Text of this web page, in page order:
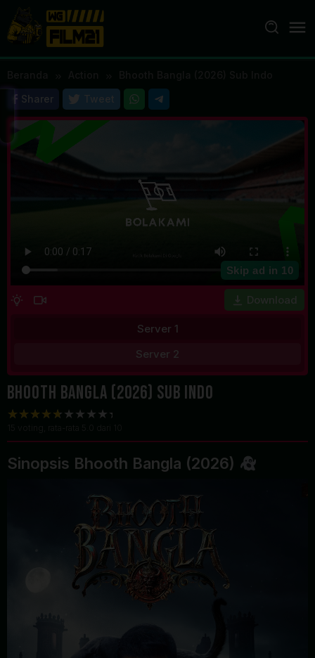
Loncat
konten
Sharer Tweet
Skip ad in 10
Download
Server 1
Server 2
Bhooth Bangla (2026) Sub Indo
Sinopsis Bhooth Bangla (2026)